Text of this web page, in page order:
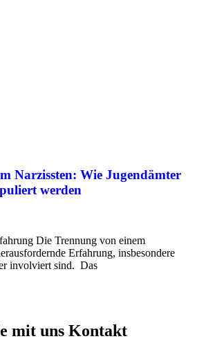
Narzissten: Wie Jugendämter
werden
Die Trennung von einem
Erfahrung, insbesondere
involviert sind. Das
mit uns Kontakt